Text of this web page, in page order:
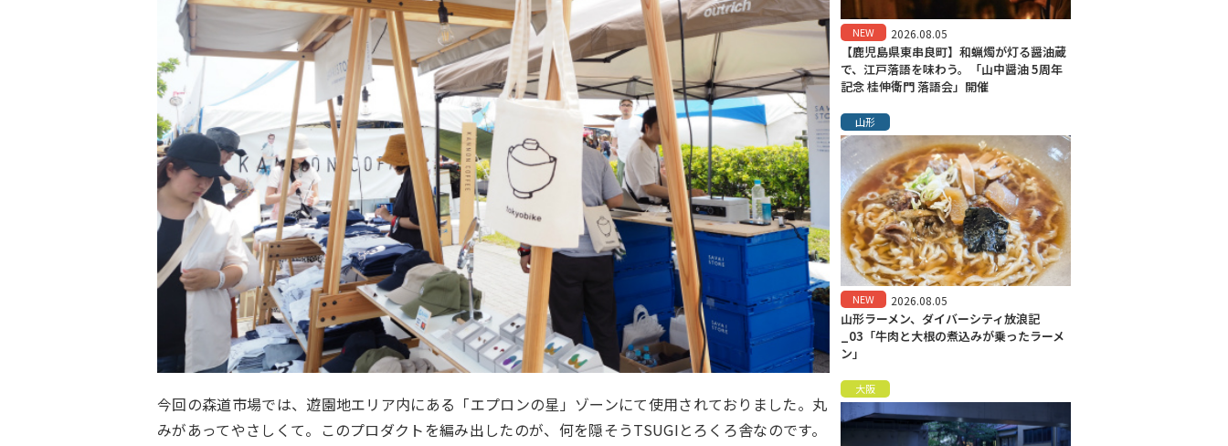
今回の森道市場では、遊園地エリア内にある「エプロンの星」ゾーンにて使用されておりました。丸
みがあってやさしくて。このプロダクトを編み出したのが、何を隠そうTSUGIとろくろ舎なのです。
NEW 2026.08.05
【鹿児島県東串良町】和蝋燭が灯る醤油蔵
で、江戸落語を味わう。「山中醤油 5周年
記念 桂伸衛門 落語会」開催
山形
NEW 2026.08.05
山形ラーメン、ダイバーシティ放浪記
_03「牛肉と大根の煮込みが乗ったラーメ
ン」
大阪